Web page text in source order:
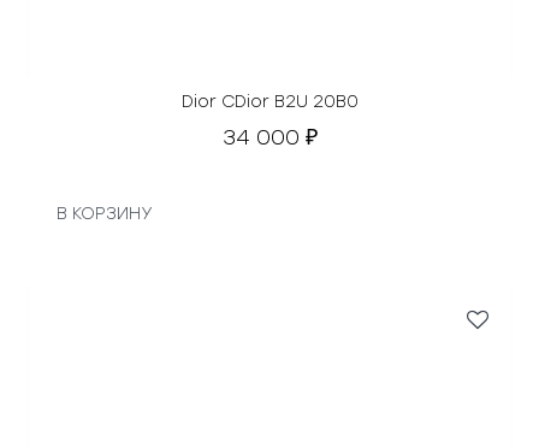
Dior CDior B2U 20B0
34 000 ₽
В КОРЗИНУ